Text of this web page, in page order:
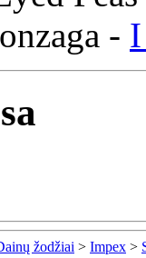
-
žodžiai > Impex >